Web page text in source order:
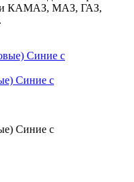
КАМАЗ, МАЗ, ГАЗ,
Синие с
Синие с